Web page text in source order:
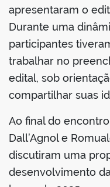
apresentaram o
Durante uma
participantes
trabalhar no
edital, sob
compartilhar suas
Ao final do
Dall’Agnol e
discutiram uma
desenvolvimento